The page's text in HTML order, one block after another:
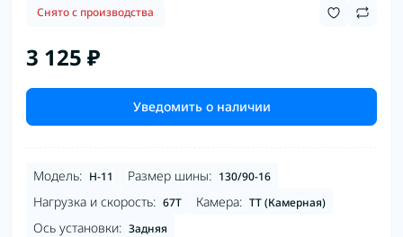
Снято с производства
3 125 ₽
Уведомить о наличии
Модель: H-11 Размер шины: 130/90-16
Нагрузка и скорость: 67T Камера: TT (Камерная)
Ось установки: Задняя